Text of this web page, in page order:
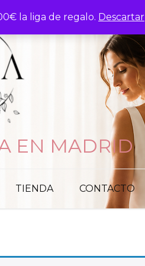
la liga de regalo. Descartar
EN MADRID
TIENDA CONTACTO